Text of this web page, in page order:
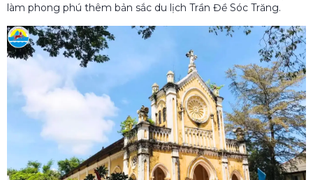
làm phong phú thêm bản sắc du lịch Trần Đề Sóc Trăng.